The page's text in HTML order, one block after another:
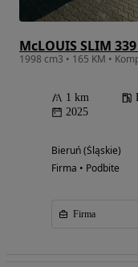
McLOUIS SLIM
1998 cm3 • 165 KM •
1 km
2025
Bieruń (Śląskie)
Firma • Podbite
Firma